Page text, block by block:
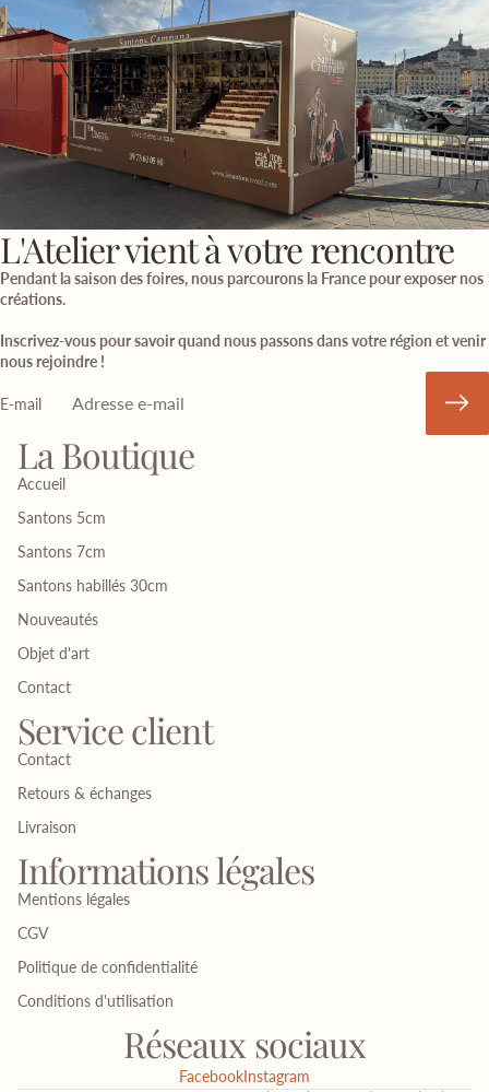
L'Atelier vient à votre rencontre
Pendant la saison des foires, nous parcourons la France pour exposer nos
créations.
Inscrivez-vous pour savoir quand nous passons dans votre région et venir
nous rejoindre !
E-mail
La Boutique
Accueil
Santons 5cm
Santons 7cm
Santons habillés 30cm
Nouveautés
Objet d'art
Contact
Service client
Contact
Retours & échanges
Livraison
Informations légales
Mentions légales
CGV
Politique de confidentialité
Conditions d'utilisation
Réseaux sociaux
FacebookInstagram